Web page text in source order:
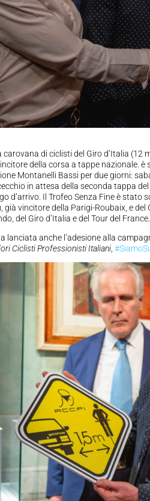
di ciclisti del Giro d’Italia (12
della corsa a tappe nazionale.
Montanelli Bassi per due giorni:
in attesa della seconda tappa
d’arrivo. Il Trofeo Senza Fine è stato
, già vincitore della Parigi-Roubaix, e del
del Giro d’Italia e del Tour del France.
lanciata anche l’adesione alla
Ciclisti Professionisti Italiani ,